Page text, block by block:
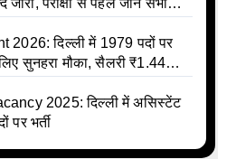
परीक्षा से पहले जानें सभी
दिल्ली में 1979 पदों पर
सुनहरा मौका, सैलरी ₹1.44
2025: दिल्ली में असिस्टेंट
पर भर्ती